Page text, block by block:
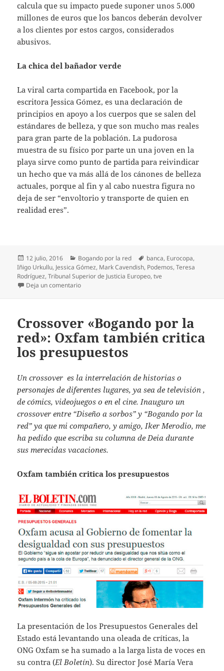
calcula que su impacto puede suponer unos 5.000
millones de euros que los bancos deberán devolver
a los clientes por estos cargos, considerados
abusivos.
La chica del bañador verde
La viral carta compartida en Facebook, por la
escritora Jessica Gómez, es una declaración de
principios en apoyo a los cuerpos que se salen del
estándares de belleza, y que son mucho mas reales
para gran parte de la población. La pudorosa
muestra de su físico por parte un una joven en la
playa sirve como punto de partida para reivindicar
un hecho que va más allá de los cánones de belleza
actuales, porque al fin y al cabo nuestra figura no
deja de ser “envoltorio y transporte de quien en
realidad eres”.
Publicado
el
12 julio, 2016 Categorías
Bogando por la red Etiquetas
banca, Eurocopa,
Iñigo Urkullu, Jessica Gómez, Mark Cavendish, Podemos,Teresa
Rodríguez,Tribunal Superior de Justicia Europeo,tve
Deja un comentarioen Bogando por la red: Urkullu agradece el gesto
Crossover «Bogando por la
red»: Oxfam también critica
los presupuestos
Un crossover es la interrelación de historias o
personajes de diferentes lugares, ya sea de televisión ,
de cómics, videojuegos o en el cine. Inauguro un
crossover entre “Diseño a sorbos” y “Bogando por la
red” ya que mi compañero, y amigo, Iker Merodio, me
ha pedido que escriba su columna de Deia durante
sus merecidas vacaciones.
Oxfam también critica los presupuestos
La presentación de los Presupuestos Generales del
Estado está levantando una oleada de críticas, la
ONG Oxfam se ha sumado a la larga lista de voces en
su contra (El Boletín). Su director José María Vera